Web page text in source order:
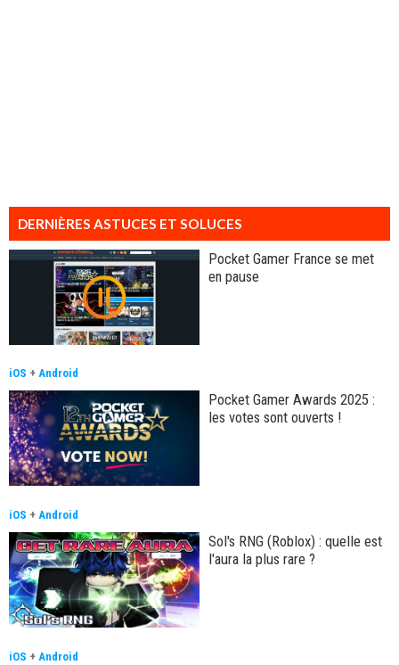
DERNIÈRES ASTUCES ET SOLUCES
Pocket Gamer France se met
en pause
iOS + Android
Pocket Gamer Awards 2025 :
les votes sont ouverts !
iOS + Android
Sol's RNG (Roblox) : quelle est
l'aura la plus rare ?
iOS + Android